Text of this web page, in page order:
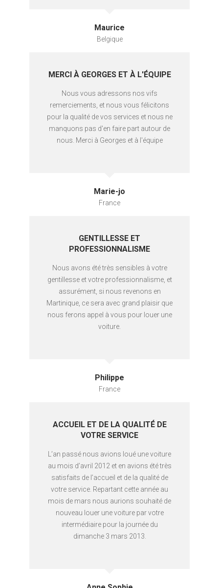
Maurice
Belgique
MERCI À GEORGES ET À L'ÉQUIPE
Nous vous adressons nos vifs
remerciements, et nous vous félicitons
pour la qualité de vos services et nous ne
manquons pas d'en faire part autour de
nous. Merci à Georges et à l'équipe
Marie-jo
France
GENTILLESSE ET
PROFESSIONNALISME
Nous avons été très sensibles à votre
gentillesse et votre professionnalisme, et
assurément, si nous revenons en
Martinique, ce sera avec grand plaisir que
nous ferons appel à vous pour louer une
voiture.
Philippe
France
ACCUEIL ET DE LA QUALITÉ DE
VOTRE SERVICE
L’an passé nous avions loué une voiture
au mois d’avril 2012 et en avions été très
satisfaits de l’accueil et de la qualité de
votre service. Repartant cette année au
mois de mars nous aurions souhaité de
nouveau louer une voiture par votre
intermédiaire pour la journée du
dimanche 3 mars 2013.